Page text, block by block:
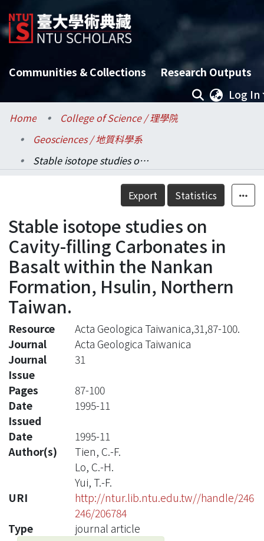
Communities & Collections
Research Outputs
Log In
Home
College of Science / 理學院
Geosciences / 地質科學系
Stable isotope studies on Cavity-filling Carbonates in Basalt within the Nankan Formation, Hsulin, Northern Taiwan.
Details
Export Statistics
Stable isotope studies on
Cavity-filling Carbonates in
Basalt within the Nankan
Formation, Hsulin, Northern
Taiwan.
Resource
Acta Geologica Taiwanica,31,87-100.
Journal
Acta Geologica Taiwanica
Journal
Issue
31
Pages
87-100
Date
Issued
1995-11
Date
1995-11
Author(s)
Tien, C.-F.
Lo, C.-H.
Yui, T.-F.
URI
http://ntur.lib.ntu.edu.tw//handle/246
246/206784
Type
journal article